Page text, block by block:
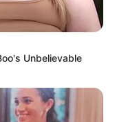
Unbelievable